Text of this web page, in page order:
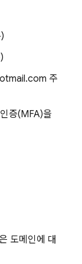
주
증(MFA)을
도메인에 대